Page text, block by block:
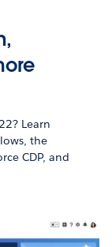
Learn
the
CDP, and